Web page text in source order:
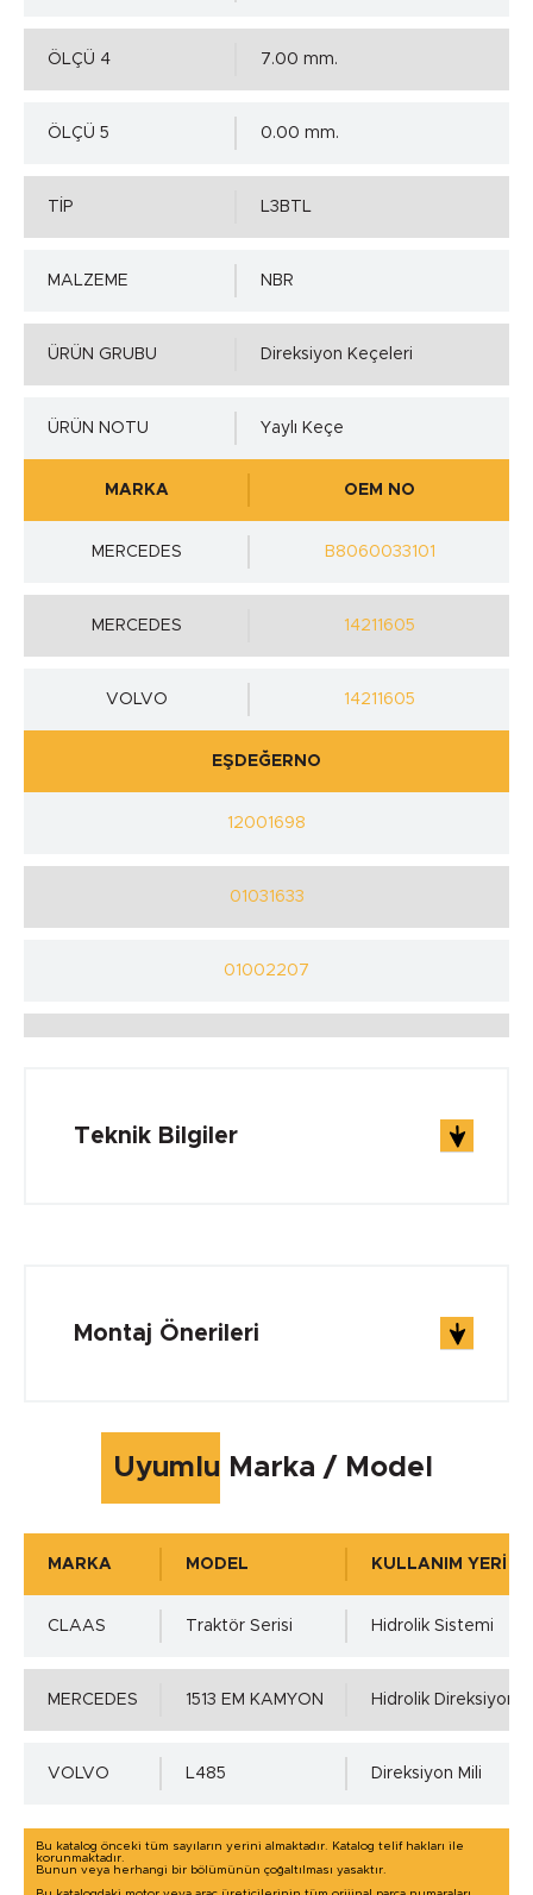
ÖLÇÜ 4 7.00 mm.
ÖLÇÜ 5 0.00 mm.
TİP L3BTL
MALZEME NBR
ÜRÜN GRUBU Direksiyon Keçeleri
ÜRÜN NOTU Yaylı Keçe
MARKA OEM NO
MERCEDES B8060033101
MERCEDES 14211605
VOLVO 14211605
EŞDEĞERNO
12001698
01031633
01002207
Teknik Bilgiler
Çalışma Sıcaklığı max.
Çalışma Basıncı
5.00 MPa
Mil Toleransı - ISO h11 max.
Montaj Önerileri
Uyumlu Marka / Model
MARKA MODEL KULLANIM YERİ
CLAAS Traktör Serisi Hidrolik Sistemi
MERCEDES 1513 EM KAMYON Hidrolik Direksiyon
VOLVO L485 Direksiyon Mili
Bu katalog önceki tüm sayıların yerini almaktadır. Katalog telif hakları ile
korunmaktadır.
Bunun veya herhangi bir bölümünün çoğaltılması yasaktır.